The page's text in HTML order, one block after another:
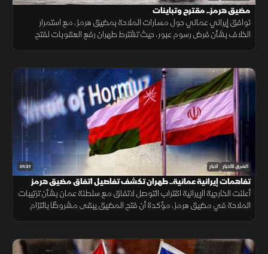
مضيق هرمز.. مقترح وتباينات
توافق إيراني عماني حول مسارات الملاحة بمضيق هرمز، مع استمرار
الخلاف بشأن فرض رسوم عبور، حيث تشترط طهران رفع العقوبات لفتح
01:31 الشرق للأخبار أخبار
تفاهمات إيرانية عمانية.. طهران تكشف تفاصيل اتفاق مضيق هرمز
أعلنت الخارجية الإيرانية اقتراب التوصل لاتفاق مع سلطنة عمان بشأن ترتيبات
الملاحة في مضيق هرمز، مؤكدة أن فتح المضيق يبقى مشروطًا بالتزام